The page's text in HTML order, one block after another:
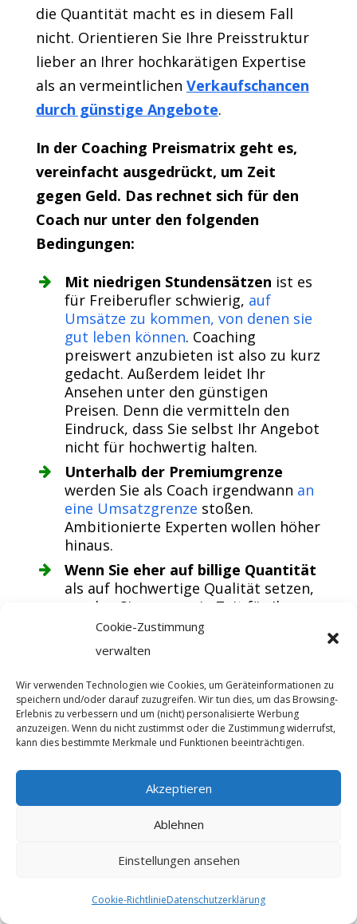
Cookie-Zustimmung
verwalten
Wir verwenden Technologien wie Cookies, um Geräteinformationen zu
speichern und/oder darauf zuzugreifen. Wir tun dies, um das Browsing-
Erlebnis zu verbessern und um (nicht) personalisierte Werbung
anzuzeigen. Wenn du nicht zustimmst oder die Zustimmung widerrufst,
kann dies bestimmte Merkmale und Funktionen beeinträchtigen.
Akzeptieren
Ablehnen
Einstellungen ansehen
Cookie-RichtlinieDatenschutzerklärung
die Quantität macht es in diesem Fall
nicht. Orientieren Sie Ihre Preisstruktur
lieber an Ihrer hochkarätigen Expertise
als an vermeintlichen Verkaufschancen
durch günstige Angebote.
In der Coaching Preismatrix geht es,
vereinfacht ausgedrückt, um Zeit
gegen Geld. Das rechnet sich für den
Coach nur unter den folgenden
Bedingungen:
Mit niedrigen Stundensätzen ist es
für Freiberufler schwierig, auf
Umsätze zu kommen, von denen sie
gut leben können. Coaching
preiswert anzubieten ist also zu kurz
gedacht. Außerdem leidet Ihr
Ansehen unter den günstigen
Preisen. Denn die vermitteln den
Eindruck, dass Sie selbst Ihr Angebot
nicht für hochwertig halten.
Unterhalb der Premiumgrenze
werden Sie als Coach irgendwann an
eine Umsatzgrenze stoßen.
Ambitionierte Experten wollen höher
hinaus.
Wenn Sie eher auf billige Quantität
als auf hochwertige Qualität setzen,
werden Sie nur wenig Zeit für Ihre
Weiterentwicklung übrig haben. Das
ist nicht nur für Ihre Karriere,
sondern auch für Ihre Kunden
kontraproduktiv.
Das Wichtigste:
Ihre Dienstleistung auf. Davon profitiert
nicht nur Ihr eigenes Image, sondern
auch die Wirkung Ihres Angebots auf die
Wenn Sie Vorbilder, Anregungen und